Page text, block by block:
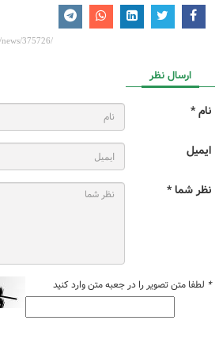
ارسال نظر
نام *
ایمیل
نظر شما *
* لطفا متن تصویر را در جعبه متن وارد کنید